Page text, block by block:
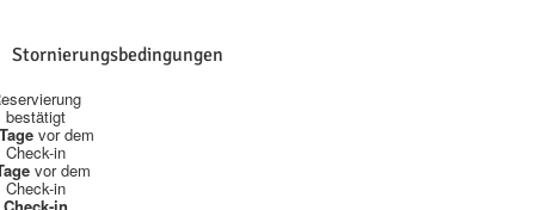
Stornierungsbedingungen
bestätigt
vor dem
Check-in
vor dem
Check-in